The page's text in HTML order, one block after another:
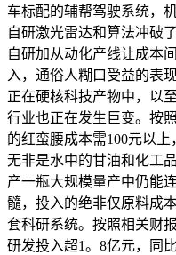
车标配的辅帮驾驶系统，
自研激光雷达和算法冲破
自研加从动化产线让成本
入，通俗人糊口受益的表
正在硬核科技产物中，以
行业也正在发生巨变。按
的红蛮腰成本需100元以上
无非是水中的甘油和化工
产一瓶大规模量产中仍能
髓，投入的绝非仅原料成
套科研系统。按照相关财
研发投入超1。8亿元，同